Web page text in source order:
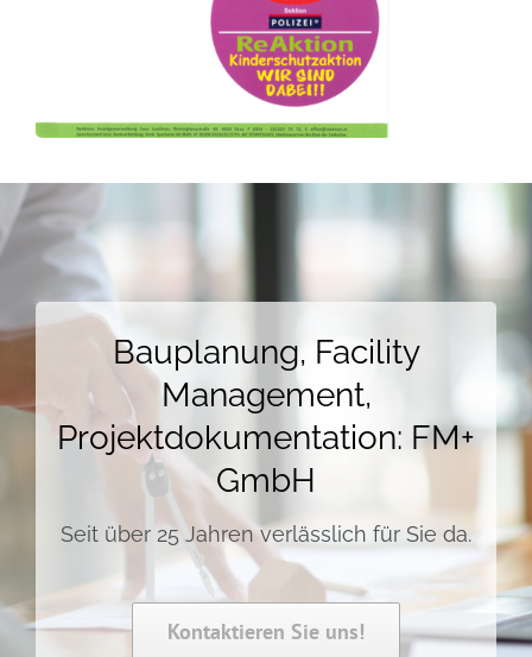
Bauplanung, Facility
Management,
Projektdokumentation: FM+
GmbH
Seit über 25 Jahren verlässlich für Sie da.
Kontaktieren Sie uns!